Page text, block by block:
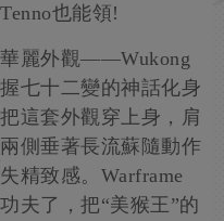
也能領!
華麗外觀——Wukong
七十二變的神話化身
這套外觀穿上身，肩
側垂著長流蘇隨動作
精致感。Warframe
夫了，把“美猴王”的